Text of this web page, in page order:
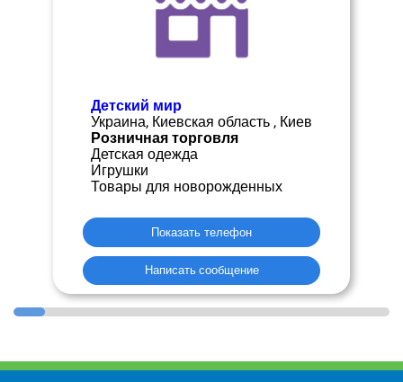
Детский мир
Украина, Киевская область , Киев
Розничная торговля
Детская одежда
Игрушки
Товары для новорожденных
Показать телефон
Написать сообщение